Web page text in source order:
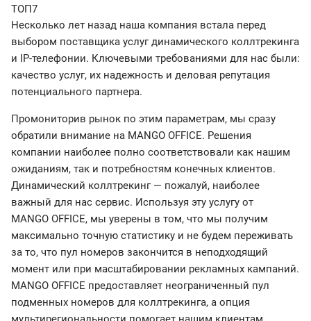
ТОП7
Несколько лет назад наша компания встала перед
выбором поставщика услуг динамического коллтрекинга
и IP-телефонии. Ключевыми требованиями для нас были:
качество услуг, их надежность и деловая репутация
потенциального партнера.
Промониторив рынок по этим параметрам, мы сразу
обратили внимание на MANGO OFFICE. Решения
компании наиболее полно соответствовали как нашим
ожиданиям, так и потребностям конечных клиентов.
Динамический коллтрекинг — пожалуй, наиболее
важный для нас сервис. Используя эту услугу от
MANGO OFFICE, мы уверены в том, что мы получим
максимально точную статистику и не будем переживать
за то, что пул номеров закончится в неподходящий
момент или при масштабировании рекламных кампаний.
MANGO OFFICE предоставляет неограниченный пул
подменных номеров для коллтрекинга, а опция